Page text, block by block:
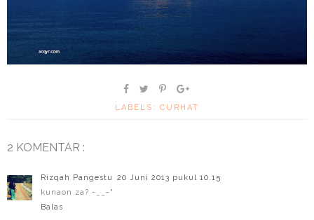
LABELS: CURHAT
2 KOMENTAR :
Rizqah Pangestu
20 Juni 2013 pukul 10.15
kunaon za? -__-"
Balas